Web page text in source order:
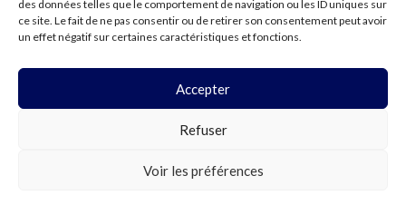
des données telles que le comportement de navigation ou les ID uniques sur
ce site. Le fait de ne pas consentir ou de retirer son consentement peut avoir
un effet négatif sur certaines caractéristiques et fonctions.
Accepter
Refuser
Voir les préférences
newsletter
COOKIES